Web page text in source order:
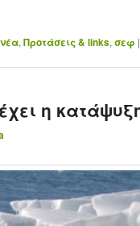
νέα, Προτάσεις & links, σεφ
η